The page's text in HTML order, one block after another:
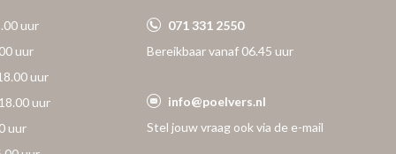
uur
uur
uur
uur
uur
071 331 2550
Bereikbaar vanaf 06.45 uur
info@poelvers.nl
Stel jouw vraag ook via de e-mail